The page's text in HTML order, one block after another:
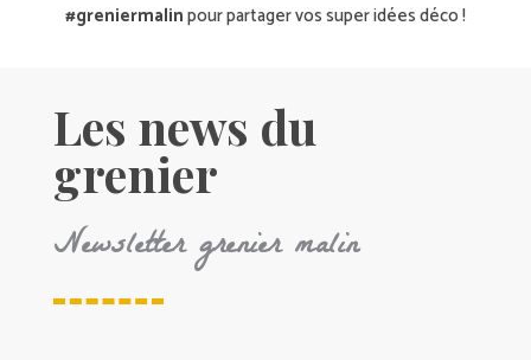
#greniermalinpour partager vos super idées déco !
Les news du
grenier
Newsletter grenier malin